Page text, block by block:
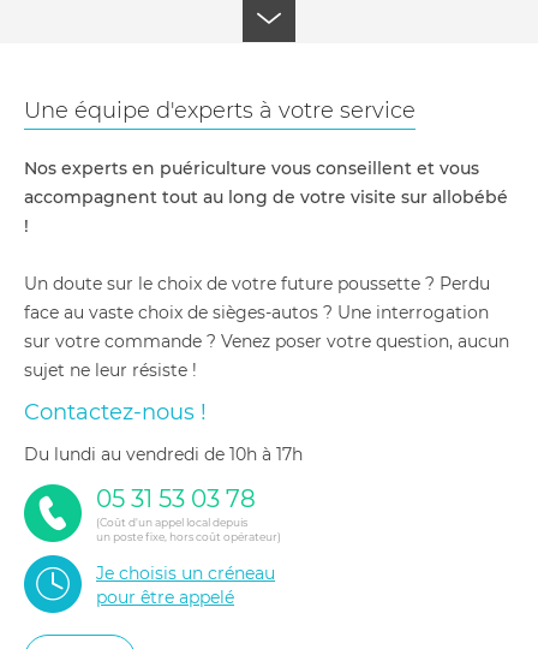
Une équipe d'experts à votre service
Nos experts en puériculture vous conseillent et vous
accompagnent tout au long de votre visite sur allobébé
!
Un doute sur le choix de votre future poussette ? Perdu
face au vaste choix de sièges-autos ? Une interrogation
sur votre commande ? Venez poser votre question, aucun
sujet ne leur résiste !
Contactez-nous !
du lundi au vendredi de 10h à 17h
05 31 53 03 78
(Coût d'un appel local depuis
un poste fixe, hors coût opérateur)
Je choisis un créneau
pour être appelé